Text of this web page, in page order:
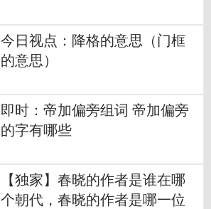
今日视点：降格的意思（门框
的意思）
即时：帝加偏旁组词 帝加偏旁
的字有哪些
【独家】春晓的作者是谁在哪
个朝代，春晓的作者是哪一位